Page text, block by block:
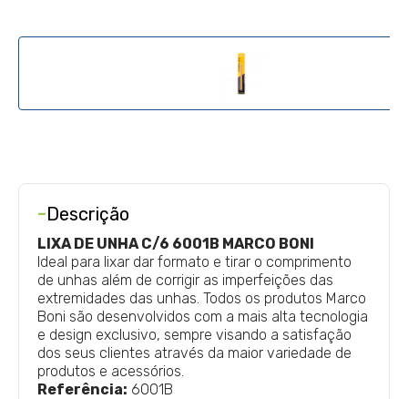
-Descrição
LIXA DE UNHA C/6 6001B MARCO BONI
Ideal para lixar dar formato e tirar o comprimento
de unhas além de corrigir as imperfeições das
extremidades das unhas. Todos os produtos Marco
Boni são desenvolvidos com a mais alta tecnologia
e design exclusivo, sempre visando a satisfação
dos seus clientes através da maior variedade de
produtos e acessórios.
Referência: 6001B